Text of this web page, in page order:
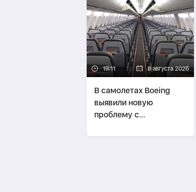
19:11 8 августа 2026
В самолетах Boeing
выявили новую
проблему с
креслами